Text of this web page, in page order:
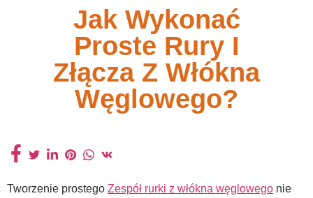
Jak Wykonać
Proste Rury I
Złącza Z Włókna
Węglowego?
Tworzenie prostego Zespół rurki z włókna węglowego nie